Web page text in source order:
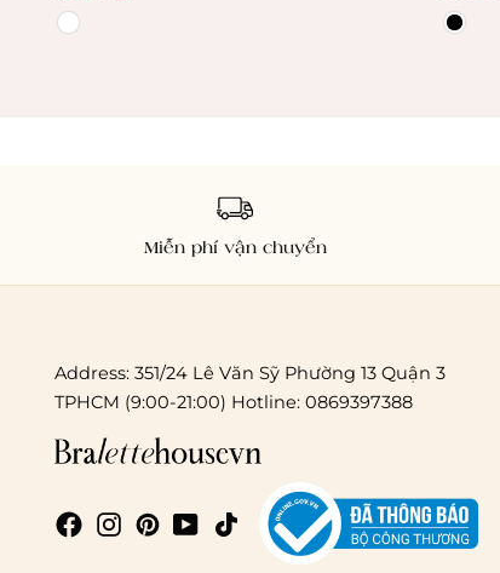
Miễn phí vận chuyển
Address: 351/24 Lê Văn Sỹ Phường 13 Quận 3
TPHCM (9:00-21:00) Hotline: 0869397388